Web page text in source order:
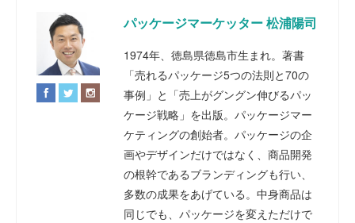
パッケージマーケッター 松浦陽司
1974年、徳島県徳島市生まれ。著書
「売れるパッケージ5つの法則と70の
事例」と「売上がグングン伸びるパッ
ケージ戦略」を出版。パッケージマー
ケティングの創始者。パッケージの企
画やデザインだけではなく、商品開発
の根幹であるブランディングも行い、
多数の成果をあげている。中身商品は
同じでも、パッケージを変えただけで